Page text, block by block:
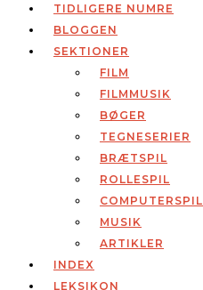
TIDLIGERE NUMRE
BLOGGEN
SEKTIONER
FILM
FILMMUSIK
BØGER
TEGNESERIER
BRÆTSPIL
ROLLESPIL
COMPUTERSPIL
MUSIK
ARTIKLER
INDEX
LEKSIKON